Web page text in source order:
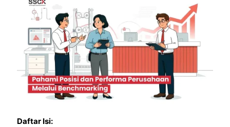
Daftar Isi: